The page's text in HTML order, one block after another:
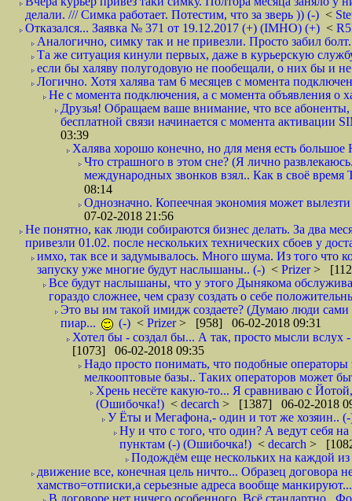
делали. /// Симка работает. Потестим, что за зверь )) (-) <
Отказался... Заявка № 371 от 19.12.2017 (+) (IMHO) (+) <
Аналогично, симку так и не привезли. Просто забил
Та же ситуация кинули первых, даже в курьерскую
если бы халяву полугодовую не пообещали, о них бы и
Логично. Хотя халява там 6 месяцев с момента
Не с момента подключения, а с момента объявления о
Друзья! Обращаем ваше внимание, что все
бесплатной связи начинается с момента
03:39
Халява хорошо конечно, но для меня есть
Что страшного в этом сне? (Я лично
международных звонков взял.. Как в своё
08:14
Однозначно. Копеечная экономия может
07-02-2018 21:56
Не понятно, как люди собираются бизнес делать. За два
привезли 01.02. после нескольких технических сбоев у
имхо, так все и задумывалось. Много шума. Из того что
запуску уже многие будут наслышаны.. (-) < Prizer>
Все будут наслышаны, что у этого Дынякома
гораздо сложнее, чем сразу создать о себе
Это вы им такой имидж создаете? (Думаю люди сами
пиар...
(-) < Prizer> [958] 06-02-2018 09:31
Хотел бы - создал бы... А так, просто мысли вслух
[1073] 06-02-2018 09:35
Надо просто понимать, что подобные
мелкооптовые базы.. Таких операторов может
Хрень несёте какую-то... Я сравниваю с
(Ошибочка!) < decarch > [1387] 06-02-2018
У Ёты и Мегафона,- один и тот же хозяин..
Ну и что с того, что один? А ведут себя
пунктам (-) (Ошибочка!) < decarch >
Подождём еще нескольких на каждой из
движение все, конечная цель ничто... Образец договора
хамство=отписки,а серьезные адреса вообще
В договоре нет ничего особенного. Всё стандартно..